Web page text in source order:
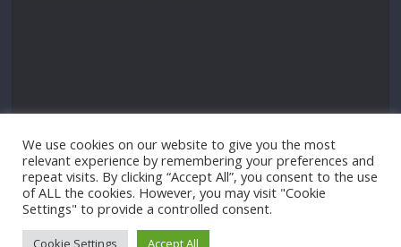
We use cookies on our website to give you the most
relevant experience by remembering your preferences and
repeat visits. By clicking “Accept All”, you consent to the use
of ALL the cookies. However, you may visit "Cookie
Settings" to provide a controlled consent.
Cookie Settings Accept All